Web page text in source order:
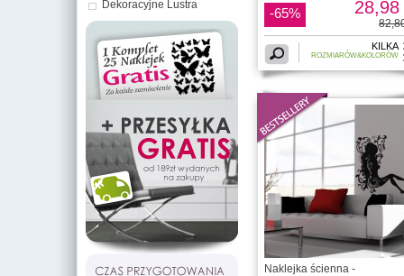
Dekoracyjne Lustra
-65% 28,98
KILKA
ROZMIARÓW&KOLORÓW
Naklejka ścienna -